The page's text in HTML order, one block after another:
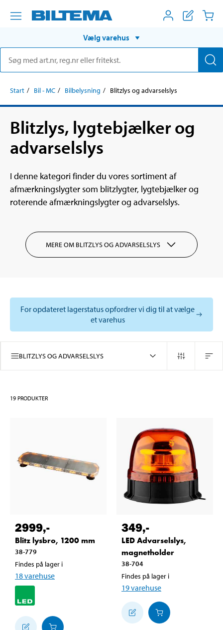
Vælg varehus
Start Bil - MC Bilbelysning Blitzlys og advarselslys
Blitzlys, lygtebjælker og
advarselslys
I denne kategori finder du vores sortiment af
afmærkningslygter som blitzlygter, lygtebjælker og
roterende afmærkningslygter og advarselslys.
MERE OM BLITZLYS OG ADVARSELSLYS
For opdateret lagerstatus opfordrer vi dig til at vælge
et varehus
BLITZLYS OG ADVARSELSLYS
19 PRODUKTER
2999,-
Blitz lysbro, 1200 mm
38-779
Findes på lager i
18varehuse
349,-
LED Advarselslys,
magnetholder
38-704
Findes på lager i
19varehuse